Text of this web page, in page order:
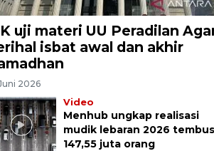
uji materi UU Peradilan
isbat awal dan akhir
2026
Video
Menhub ungkap realisasi
mudik lebaran 2026 tembus
147,55 juta orang